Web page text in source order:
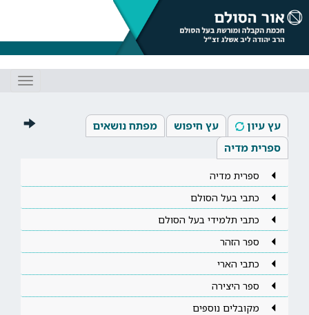
עץ עיון עץ חיפוש
מפתח נושאים
ספרית מדיה
ספרית מדיה
כתבי בעל הסולם
כתבי תלמידי בעל הסולם
ספר הזהר
כתבי הארי
ספר היצירה
מקובלים נוספים